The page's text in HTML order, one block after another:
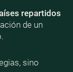
repartidos
de un
sino